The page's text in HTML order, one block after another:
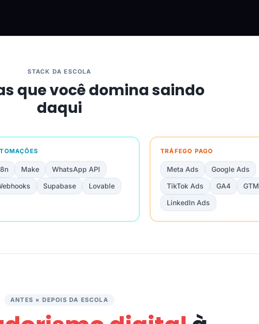
STACK DA ESCOLA
que você domina saindo
daqui
Make
WhatsApp API
Supabase Lovable
TRÁFEGO PAGO
Meta Ads
Google Ads
TikTok Ads
GA4
GTM
LinkedIn Ads
ANTES × DEPOIS DA ESCOLA